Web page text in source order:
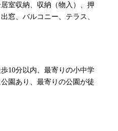
室収納、収納（物入）、押
窓、バルコニー、テラス、
10分以内、最寄りの小中学
園あり、最寄りの公園が徒